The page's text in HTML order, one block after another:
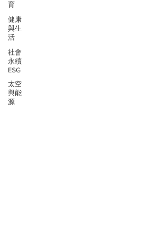
育
健康
與生
活
社會
永續
ESG
太空
與能
源